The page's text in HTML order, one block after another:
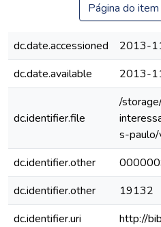
Página do
dc.date.accessioned
2013-
dc.date.available
2013-
dc.identifier.file
/
s-
dc.identifier.other
dc.identifier.other
19132
dc.identifier.uri
http://